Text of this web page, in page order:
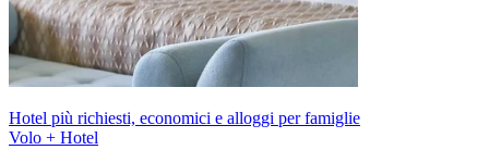
Hotel più richiesti, economici e alloggi per famiglie
Volo + Hotel